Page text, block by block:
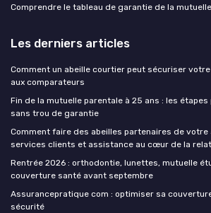
Comprendre le tableau de garantie de la mutuelle
Les derniers articles
Comment un abeille courtier peut sécuriser
aux comparateurs
Fin de la mutuelle parentale à 25 ans : les
sans trou de garantie
Comment faire des abeilles partenaires de votre
services clients et assistance au cœur de la
Rentrée 2026 : orthodontie, lunettes, mutuelle
couverture santé avant septembre
Assurancepratique com : optimiser sa
sécurité